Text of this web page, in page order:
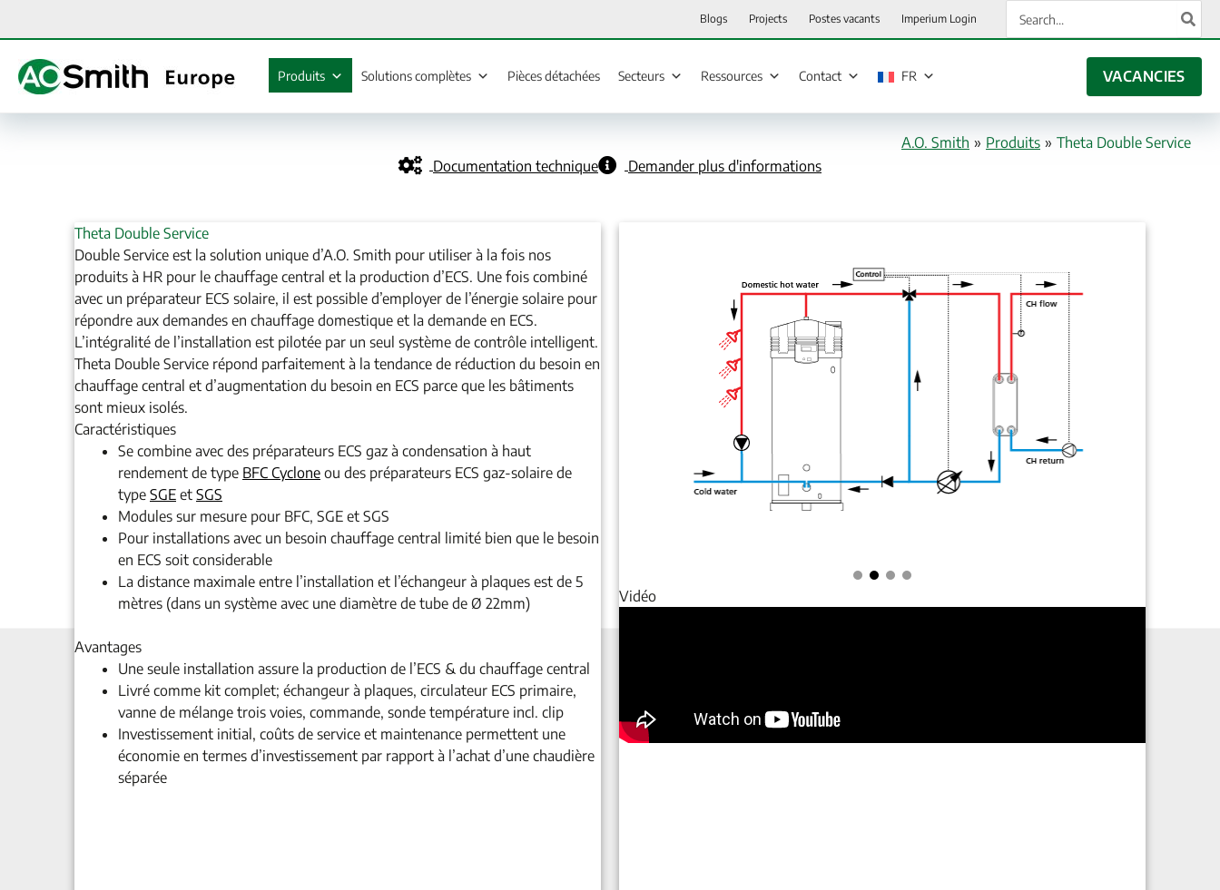
Blogs Projects Postes vacants Imperium Login
Produits Solutions complètes Pièces détachées Secteurs Ressources Contact FR VACANCIES
A.O. Smith » Produits » Theta Double Service
Documentation technique
Demander plus d'informations
Theta Double Service
Double Service est la solution unique d’A.O. Smith pour utiliser à la fois nos
produits à HR pour le chauffage central et la production d’ECS. Une fois combiné
avec un préparateur ECS solaire, il est possible d’employer de l’énergie solaire pour
répondre aux demandes en chauffage domestique et la demande en ECS.
L’intégralité de l’installation est pilotée par un seul système de contrôle intelligent.
Theta Double Service répond parfaitement à la tendance de réduction du besoin en
chauffage central et d’augmentation du besoin en ECS parce que les bâtiments
sont mieux isolés.
Caractéristiques
Se combine avec des préparateurs ECS gaz à condensation à haut
rendement de type BFC Cyclone ou des préparateurs ECS gaz-solaire de
type SGE et SGS
Modules sur mesure pour BFC, SGE et SGS
Pour installations avec un besoin chauffage central limité bien que le besoin
en ECS soit considerable
La distance maximale entre l’installation et l’échangeur à plaques est de 5
mètres (dans un système avec une diamètre de tube de Ø 22mm)
Avantages
Une seule installation assure la production de l’ECS & du chauffage central
Livré comme kit complet; échangeur à plaques, circulateur ECS primaire,
vanne de mélange trois voies, commande, sonde température incl. clip
Investissement initial, coûts de service et maintenance permettent une
économie en termes d’investissement par rapport à l’achat d’une chaudière
séparée
Vidéo